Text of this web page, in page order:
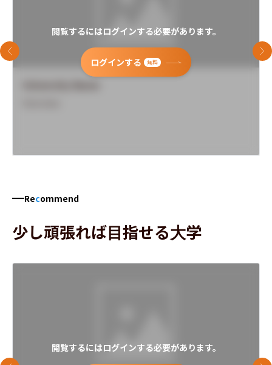
閲覧するにはログインする必要があります。
ログインする 無料
前のスライド 次
Recommend
少し頑張れば目指せる大学
閲覧するにはログインする必要があります。